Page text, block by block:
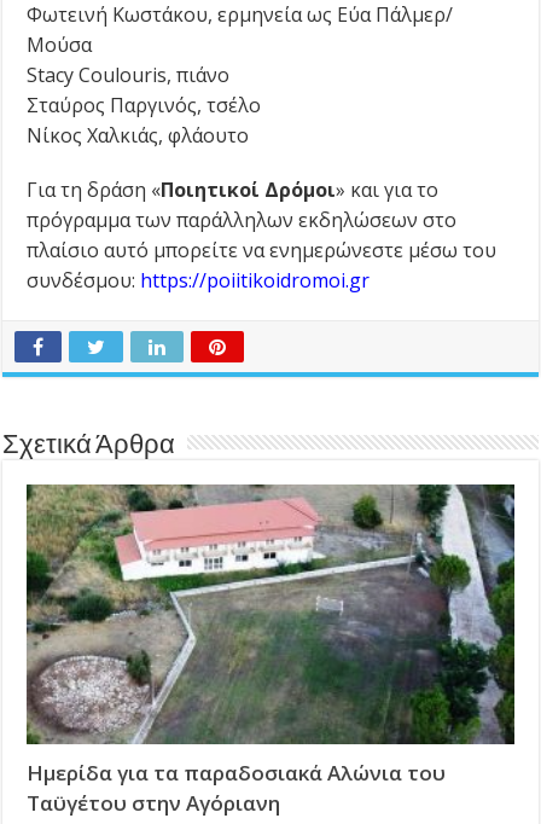
Φωτεινή Κωστάκου, ερμηνεία ως Εύα Πάλμερ/
Μούσα
Stacy Coulouris, πιάνο
Σταύρος Παργινός, τσέλο
Νίκος Χαλκιάς, φλάουτο
Για τη δράση «Ποιητικοί Δρόμοι» και για το
πρόγραμμα των παράλληλων εκδηλώσεων στο
πλαίσιο αυτό μπορείτε να ενημερώνεστε μέσω του
συνδέσμου: https://poiitikoidromoi.gr
Σχετικά Άρθρα
Ημερίδα για τα παραδοσιακά Αλώνια του
Ταϋγέτου στην Αγόριανη